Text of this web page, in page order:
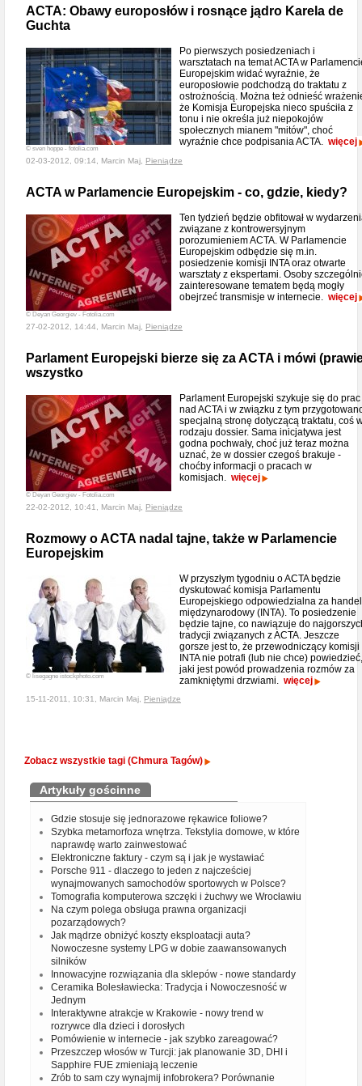
ACTA: Obawy europosłów i rosnące jądro Karela de
Guchta
© sven hoppe - fotolia.com
Po pierwszych posiedzeniach i
warsztatach na temat ACTA w
Europejskim widać wyraźnie, że
europosłowie podchodzą do traktatu z
ostrożnością. Można też odnieść
że Komisja Europejska nieco spuściła z
tonu i nie określa już niepokojów
społecznych mianem "mitów", choć
wyraźnie chce podpisania ACTA. więcej
02-03-2012, 09:14, Marcin Maj, Pieniądze
ACTA w Parlamencie Europejskim - co, gdzie, kiedy?
© Deyan Georgiev - Fotolia.com
Ten tydzień będzie obfitował w
związane z kontrowersyjnym
porozumieniem ACTA. W Parlamencie
Europejskim odbędzie się m.in.
posiedzenie komisji INTA oraz otwarte
warsztaty z ekspertami. Osoby
zainteresowane tematem będą mogły
obejrzeć transmisje w internecie. więcej
27-02-2012, 14:44, Marcin Maj, Pieniądze
Parlament Europejski bierze się za ACTA i mówi
wszystko
© Deyan Georgiev - Fotolia.com
Parlament Europejski szykuje się do prac
nad ACTA i w związku z tym
specjalną stronę dotyczącą traktatu, coś
rodzaju dossier. Sama inicjatywa jest
godna pochwały, choć już teraz można
uznać, że w dossier czegoś brakuje -
choćby informacji o pracach w
komisjach. więcej
22-02-2012, 10:41, Marcin Maj, Pieniądze
Rozmowy o ACTA nadal tajne, także w Parlamencie
Europejskim
© lisegagne istockphoto.com
W przyszłym tygodniu o ACTA będzie
dyskutować komisja Parlamentu
Europejskiego odpowiedzialna za handel
międzynarodowy (INTA). To posiedzenie
będzie tajne, co nawiązuje do
tradycji związanych z ACTA. Jeszcze
gorsze jest to, że przewodniczący komisji
INTA nie potrafi (lub nie chce) powiedzieć,
jaki jest powód prowadzenia rozmów za
zamkniętymi drzwiami. więcej
15-11-2011, 10:31, Marcin Maj, Pieniądze
Zobacz wszystkie tagi (Chmura Tagów)
Artykuły gościnne
Gdzie stosuje się jednorazowe rękawice foliowe?
Szybka metamorfoza wnętrza. Tekstylia domowe, w które
naprawdę warto zainwestować
Elektroniczne faktury - czym są i jak je wystawiać
Porsche 911 - dlaczego to jeden z najcześciej
wynajmowanych samochodów sportowych w Polsce?
Tomografia komputerowa szczęki i żuchwy we Wrocławiu
Na czym polega obsługa prawna organizacji
pozarządowych?
Jak mądrze obniżyć koszty eksploatacji auta?
Nowoczesne systemy LPG w dobie zaawansowanych
silników
Innowacyjne rozwiązania dla sklepów - nowe standardy
Ceramika Bolesławiecka: Tradycja i Nowoczesność w
Jednym
Interaktywne atrakcje w Krakowie - nowy trend w
rozrywce dla dzieci i dorosłych
Pomówienie w internecie - jak szybko zareagować?
Przeszczep włosów w Turcji: jak planowanie 3D, DHI i
Sapphire FUE zmieniają leczenie
Zrób to sam czy wynajmij infobrokera? Porównanie